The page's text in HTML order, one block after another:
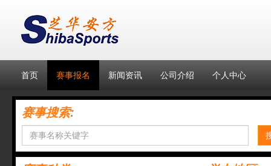
首页 赛事报名 新闻资讯 公司介绍 个人中心
赛事搜索: